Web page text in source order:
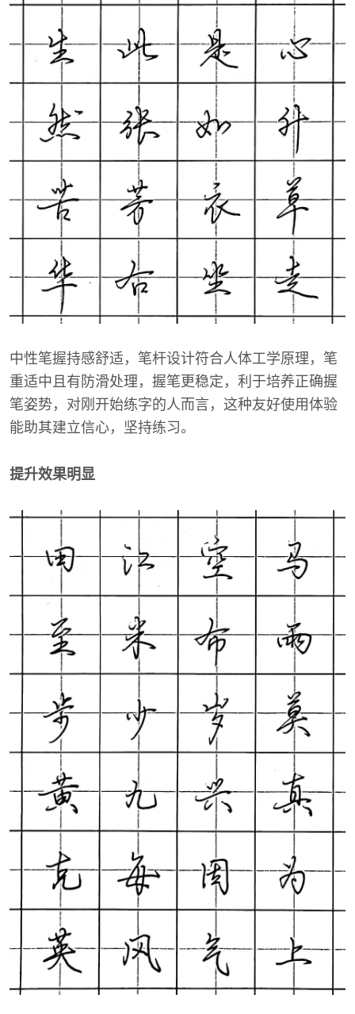
中性笔握持感舒适，笔杆设计符合人体工学原理，笔
重适中且有防滑处理，握笔更稳定，利于培养正确握
笔姿势，对刚开始练字的人而言，这种友好使用体验
能助其建立信心，坚持练习。
提升效果明显